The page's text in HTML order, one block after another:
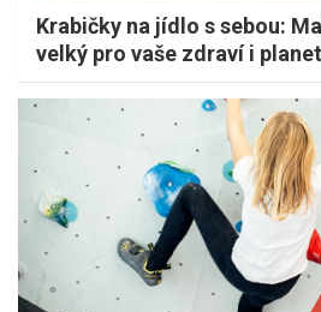
Krabičky na jídlo s sebou:
velký pro vaše zdraví i